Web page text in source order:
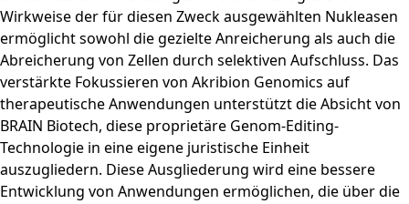
Wirkweise der für diesen Zweck ausgewählten Nukleasen
ermöglicht sowohl die gezielte Anreicherung als auch die
Abreicherung von Zellen durch selektiven Aufschluss. Das
verstärkte Fokussieren von Akribion Genomics auf
therapeutische Anwendungen unterstützt die Absicht von
BRAIN Biotech, diese proprietäre Genom-Editing-
Technologie in eine eigene juristische Einheit
auszugliedern. Diese Ausgliederung wird eine bessere
Entwicklung von Anwendungen ermöglichen, die über die